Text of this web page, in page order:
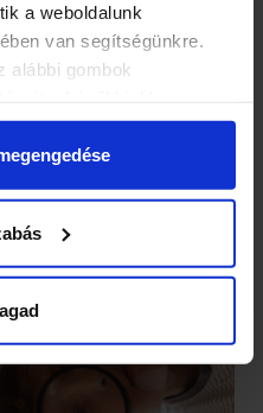
a weboldalunk
van segítségünkre.
alábbi gombok
olvashat Adatkezelési